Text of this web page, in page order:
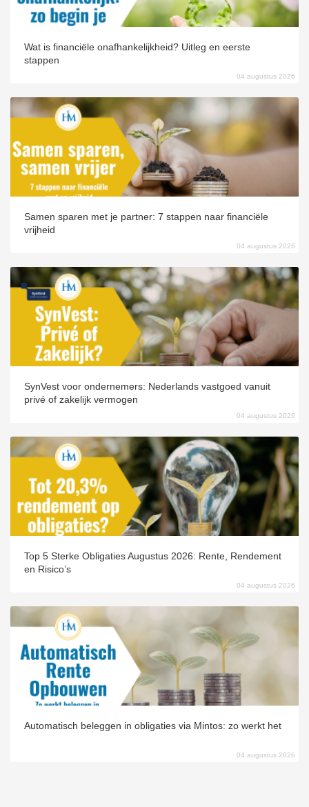
Wat is financiële onafhankelijkheid? Uitleg en eerste
stappen
04 augustus 2026
Samen sparen met je partner: 7 stappen naar financiële
vrijheid
04 augustus 2026
SynVest voor ondernemers: Nederlands vastgoed vanuit
privé of zakelijk vermogen
04 augustus 2026
Top 5 Sterke Obligaties Augustus 2026: Rente, Rendement
en Risico’s
04 augustus 2026
Automatisch beleggen in obligaties via Mintos: zo werkt het
04 augustus 2026